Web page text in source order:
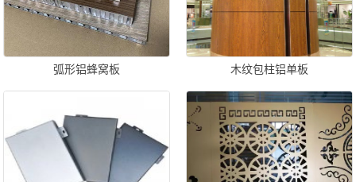
弧形铝蜂窝板 木纹包柱铝单板